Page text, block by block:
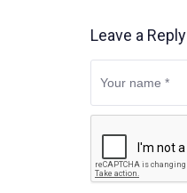
Leave a Reply